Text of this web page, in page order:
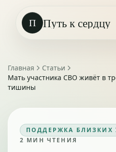
П Путь к сердцу
Главная
Статьи
Мать участника СВО живёт в
тишины
ПОДДЕРЖКА БЛИЗКИХ
2 МИН ЧТЕНИЯ